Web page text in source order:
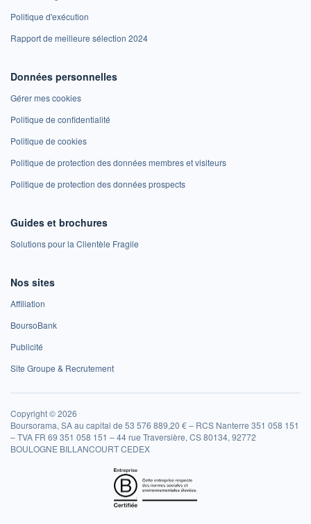
Politique d'exécution
Rapport de meilleure sélection 2024
Données personnelles
Gérer mes cookies
Politique de confidentialité
Politique de cookies
Politique de protection des données membres et visiteurs
Politique de protection des données prospects
Guides et brochures
Solutions pour la Clientèle Fragile
Nos sites
Affiliation
BoursoBank
Publicité
Site Groupe & Recrutement
Copyright © 2026
Boursorama, SA au capital de 53 576 889,20 € – RCS Nanterre 351 058 151
– TVA FR 69 351 058 151 – 44 rue Traversière, CS 80134, 92772
BOULOGNE BILLANCOURT CEDEX